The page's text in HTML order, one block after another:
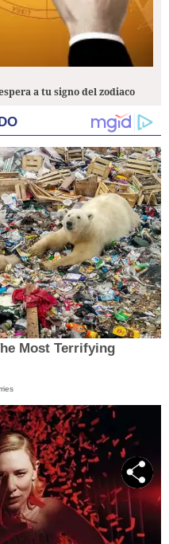
a tu signo del zodiaco
Most Terrifying